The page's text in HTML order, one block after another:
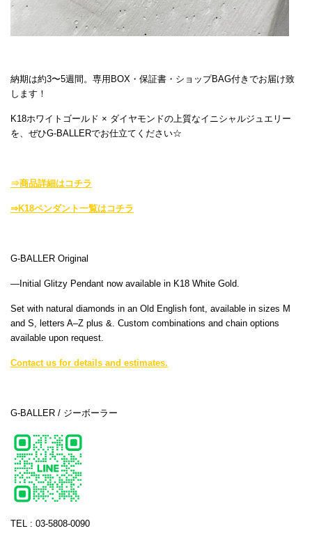
納期は約3〜5週間。専用BOX・保証書・ショップBAG付きでお届け致
します！
K18ホワイトゴールド × ダイヤモンドの上質なイニシャルジュエリー
を、ぜひG-BALLERでお仕立てください☆
⇒商品詳細はコチラ
⇒K18ペンダント一覧はコチラ
G-BALLER Original
—Initial Glitzy Pendant now available in K18 White Gold.
Set with natural diamonds in an Old English font, available in sizes M
and S, letters A–Z plus &. Custom combinations and chain options
available upon request.
Contact us for details and estimates.
G-BALLER / ジーボーラー
TEL : 03-5808-0090